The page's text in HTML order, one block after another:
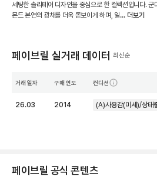
세팅한 솔리테어 디자인을 중심으로 한 컬렉션입니다.
몬드 본연의 광채를 더욱 돋보이게 하며, 일... 더보기
페이브릴 실거래 데이터 최신순
거래 일자 구매 연도 컨디션
26.03 2014 (A)사용감(미세)/상태
페이브릴 공식 콘텐츠